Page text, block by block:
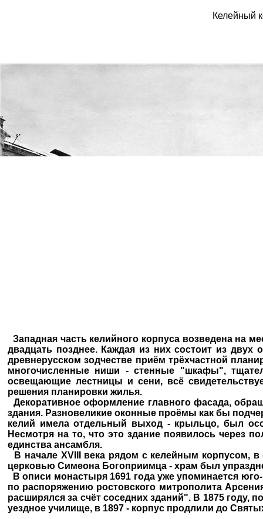
Келейный
Западная часть келийного корпуса возведена на
двадцать позднее. Каждая из них состоит из
древнерусском зодчестве приём трёхчастной
многочисленные ниши - стенные "шкафы",
освещающие лестницы и сени, всё
решения планировки жилья.
Декоративное оформление главного фасада,
здания. Разновеликие оконные проёмы кaк бы
келий имела отдельный выход - крыльцо, был
Несмотря на то, что это здание появилось через
единства ансамбля.
В начале XVIII века рядом с келейным корпусом,
церковью Симеона Богоприимца - храм был
В описи монастыря 1691 года уже упоминается
по распоряжению ростовского митрополита
расширялся за счёт соседних зданий". В 1875 году,
уездное училище, в 1897 - корпус продлили до